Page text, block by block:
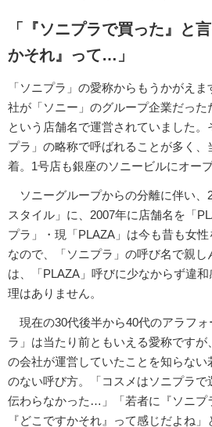
「『ソニプラで買った』と
かそれ』って…」
「ソニプラ」の愛称からもうかがえ
社が「ソニー」のグループ企業だった
という店舗名で運営されていました
プラ」の略称で呼ばれることが多く、
着。1号店も銀座のソニービルにオー
ソニーグループからの分離に伴い、
スタイル」に、2007年に店舗名を「
プラ」・現「PLAZA」は今も昔も女
なので、「ソニプラ」の呼び名で親し
は、「PLAZA」呼びに少なからず違
理はありません。
現在の30代後半から40代のアラフ
ラ」は当たり前ともいえる愛称です
の会社が運営していたことを知らない
のない呼び方。「コスメはソニプラで
伝わらなかった…」「若者に『ソニプ
『どこですかそれ』って感じだよね